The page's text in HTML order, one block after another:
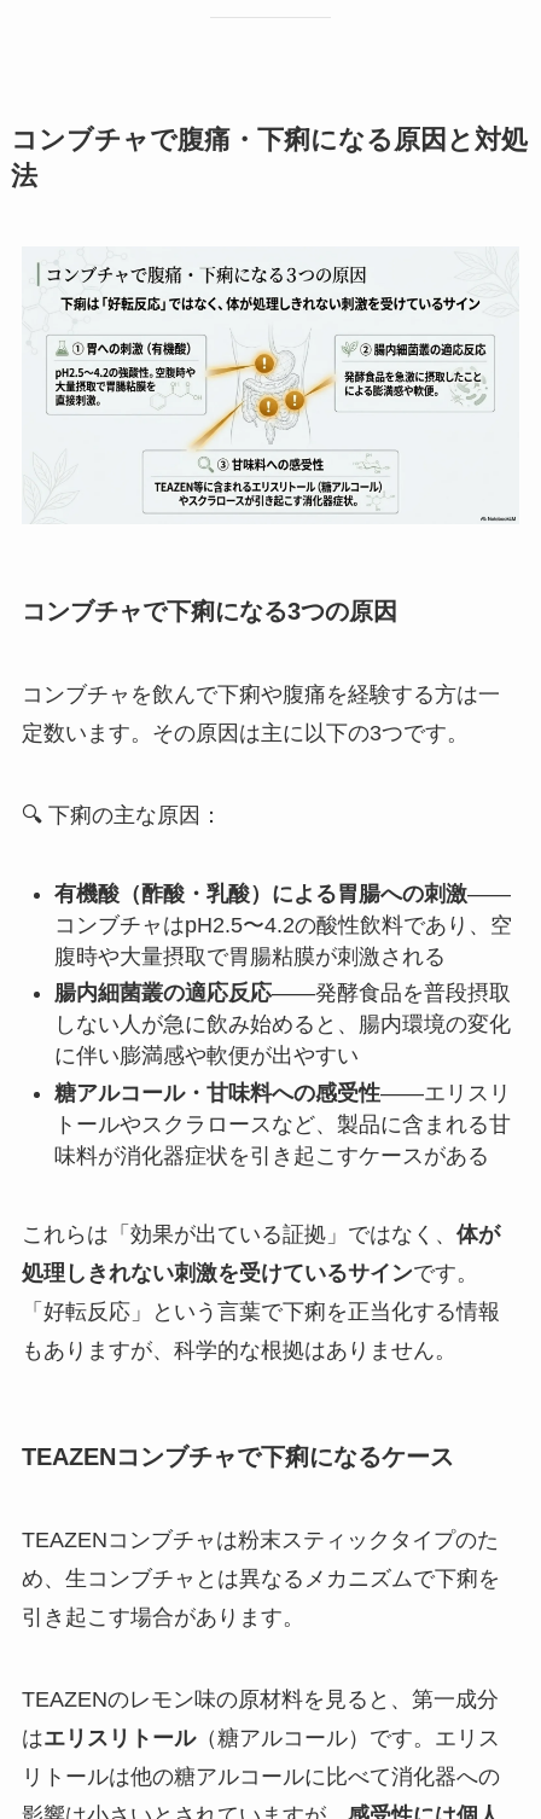
コンブチャで腹痛・下痢になる原因と対処
法
コンブチャで下痢になる3つの原因
コンブチャを飲んで下痢や腹痛を経験する方は一
定数います。その原因は主に以下の3つです。
🔍 下痢の主な原因：
有機酸（酢酸・乳酸）による胃腸への刺激——
コンブチャはpH2.5〜4.2の酸性飲料であり、空
腹時や大量摂取で胃腸粘膜が刺激される
腸内細菌叢の適応反応——発酵食品を普段摂取
しない人が急に飲み始めると、腸内環境の変化
に伴い膨満感や軟便が出やすい
糖アルコール・甘味料への感受性——エリスリ
トールやスクラロースなど、製品に含まれる甘
味料が消化器症状を引き起こすケースがある
これらは「効果が出ている証拠」ではなく、 体が
処理しきれない刺激を受けているサインです。
「好転反応」という言葉で下痢を正当化する情報
もありますが、科学的な根拠はありません。
TEAZENコンブチャで下痢になるケース
TEAZENコンブチャは粉末スティックタイプのた
め、生コンブチャとは異なるメカニズムで下痢を
引き起こす場合があります。
TEAZENのレモン味の原材料を見ると、第一成分
はエリスリトール（糖アルコール）です。エリス
リトールは他の糖アルコールに比べて消化器への